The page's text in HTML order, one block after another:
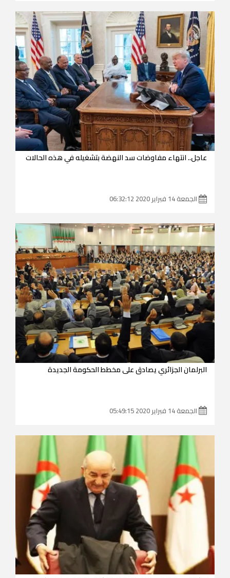
عاجل.. انتهاء مفاوضات سد النهضة بتشغيله في هذه الحالات
الجمعة 14 فبراير 2020 06:32:12
البرلمان الجزائري يصادق على مخطط الحكومة الجديدة
الجمعة 14 فبراير 2020 05:49:15